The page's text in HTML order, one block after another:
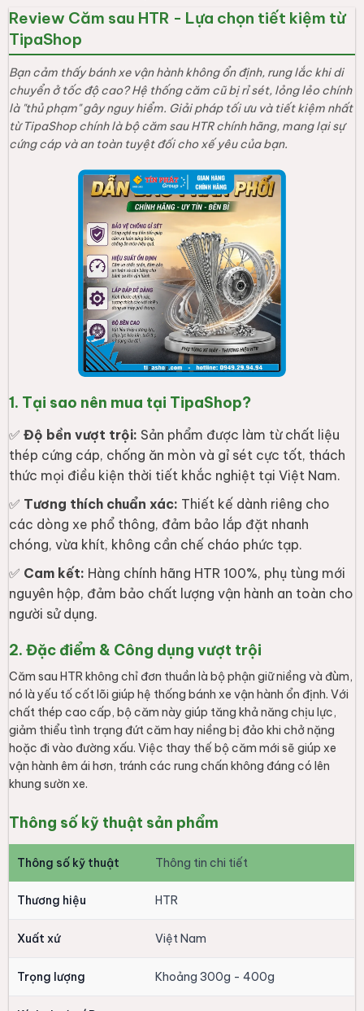
Review Căm sau HTR - Lựa chọn tiết kiệm từ
TipaShop
Bạn cảm thấy bánh xe vận hành không ổn định, rung lắc khi di
chuyển ở tốc độ cao? Hệ thống căm cũ bị rỉ sét, lỏng lẻo chính
là "thủ phạm" gây nguy hiểm. Giải pháp tối ưu và tiết kiệm nhất
từ TipaShop chính là bộ căm sau HTR chính hãng, mang lại sự
cứng cáp và an toàn tuyệt đối cho xế yêu của bạn.
1. Tại sao nên mua tại TipaShop?
✅Độ bền vượt trội: Sản phẩm được làm từ chất liệu
thép cứng cáp, chống ăn mòn và gỉ sét cực tốt, thách
thức mọi điều kiện thời tiết khắc nghiệt tại Việt Nam.
✅ Tương thích chuẩn xác: Thiết kế dành riêng cho
các dòng xe phổ thông, đảm bảo lắp đặt nhanh
chóng, vừa khít, không cần chế cháo phức tạp.
✅ Cam kết: Hàng chính hãng HTR 100%, phụ tùng mới
nguyên hộp, đảm bảo chất lượng vận hành an toàn cho
người sử dụng.
2. Đặc điểm & Công dụng vượt trội
Căm sau HTR không chỉ đơn thuần là bộ phận giữ niềng và đùm,
nó là yếu tố cốt lõi giúp hệ thống bánh xe vận hành ổn định. Với
chất thép cao cấp, bộ căm này giúp tăng khả năng chịu lực,
giảm thiểu tình trạng đứt căm hay niềng bị đảo khi chở nặng
hoặc đi vào đường xấu. Việc thay thế bộ căm mới sẽ giúp xe
vận hành êm ái hơn, tránh các rung chấn không đáng có lên
khung sườn xe.
Thông số kỹ thuật sản phẩm
Thông số kỹ thuật Thông tin chi tiết
Thương hiệu HTR
Xuất xứ Việt Nam
Trọng lượng Khoảng 300g - 400g